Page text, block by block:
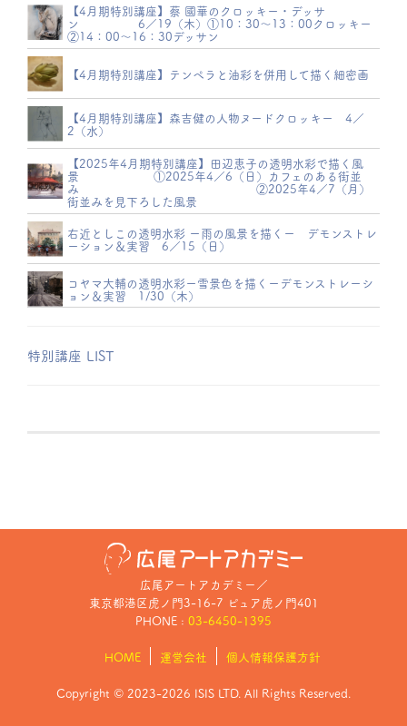
【4月期特別講座】蔡 國華のクロッキー・デッサ
ン 6／19（木）①10：30～13：00クロッキー
②14：00～16：30デッサン
【4月期特別講座】テンペラと油彩を併用して描く細密画
【4月期特別講座】森吉健の人物ヌードクロッキー 4／
2（水）
【2025年4月期特別講座】田辺恵子の透明水彩で描く風
景 ①2025年4／6（日）カフェのある街並
み ②2025年4／7（月）
街並みを見下ろした風景
右近としこの透明水彩 ー雨の風景を描くー デモンストレ
ーション＆実習 6／15（日）
コヤマ大輔の透明水彩ー雪景色を描くーデモンストレーシ
ョン＆実習 1/30（木）
特別講座 LIST
広尾アートアカデミー ／
東京都港区虎ノ門3-16-7 ピュア虎ノ門401
PHONE : 03-6450-1395
HOME 運営会社 個人情報保護方針
Copyright © 2023-2026 ISIS LTD. All Rights Reserved.